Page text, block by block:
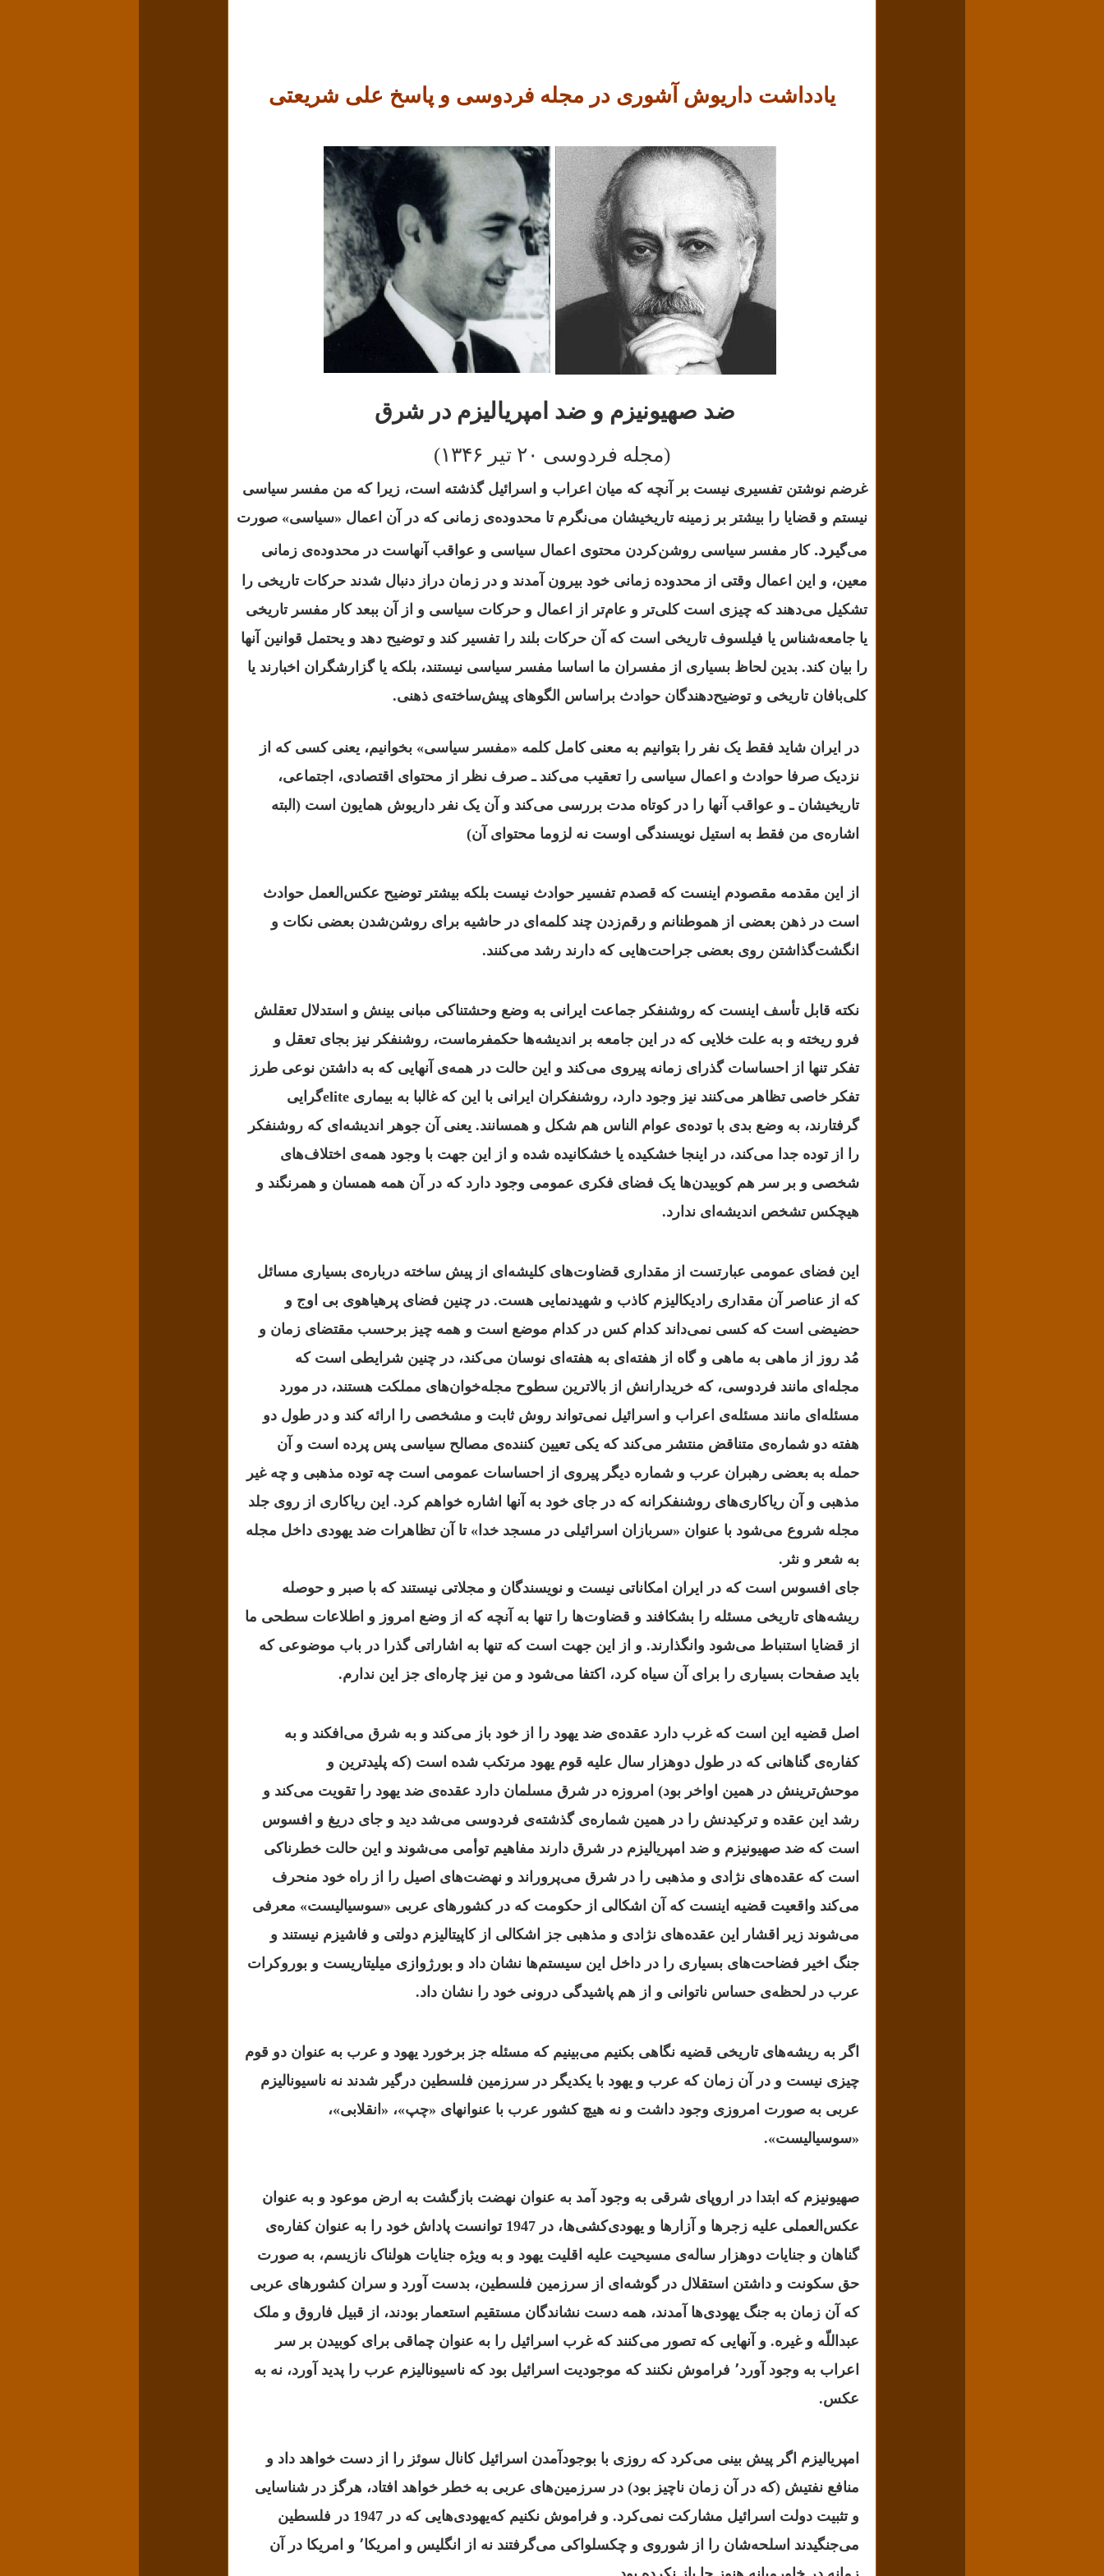
یادداشت داریوش آشوری در مجله فردوسی و پاسخ علی شریعتی
ضد صهیونیزم و ضد امپریالیزم در شرق
(مجله فردوسی ۲۰ تیر ۱۳۴۶)
غرضم نوشتن تفسیری نیست بر آنچه که میان اعراب و اسرائیل گذشته است، زیرا که من مفسر سیاسی
نیستم و قضایا را بیشتر بر زمینه تاریخیشان می‌نگرم تا محدوده‌‌ی زمانی که در آن اعمال «سیاسی» صورت
می‌گیرد.کار مفسر سیاسی روشن‌کردن محتوی اعمال سیاسی و عواقب آنهاست در محدوده‌‌ی زمانی
معین، و این اعمال وقتی از محدوده زمانی خود بیرون آمدند و در زمان دراز دنبال شدند حرکات تاریخی را
تشکیل می‌دهند که چیزی است کلی‌تر و عام‌تر از اعمال و حرکات سیاسی و از آن ببعد کار مفسر تاریخی
یا جامعه‌شناس یا فیلسوف تاریخی است که آن حرکات بلند را تفسیر کند و توضیح دهد و یحتمل قوانین آنها
را بیان کند. بدین لحاظ بسیاری از مفسران ما اساسا مفسر سیاسی نیستند، بلکه‌‌ یا گزارشگران اخبارند یا
کلی‌بافان تاریخی و توضیح‌دهندگان حوادث براساس الگوهای پیش‌ساخته‌‌ی ذهنی.
در ایران شاید فقط یک نفر را بتوانیم به معنی کامل کلمه «مفسر سیاسی» بخوانیم، یعنی کسی که از
نزدیک صرفا حوادث و اعمال سیاسی را تعقیب می‌کند ـ صرف نظر از محتوای اقتصادی، اجتماعی،
تاریخیشان ـ و عواقب آنها را در کوتاه مدت بررسی می‌کند و آن یک نفر داریوش همایون است (البته
اشاره‌‌ی من فقط به استیل نویسندگی اوست نه لزوما محتوای آن)
از این مقدمه مقصودم اینست که قصدم تفسیر حوادث نیست بلکه بیشتر توضیح عکس‌العمل حوادث
است در ذهن بعضی از هموطنانم و رقم‌زدن چند کلمه‌ای در حاشیه برای روشن‌شدن بعضی نکات و
انگشت‌گذاشتن روی بعضی جراحت‌هایی که دارند رشد می‌کنند.
نکته قابل تأسف اینست که روشنفکر جماعت ایرانی به وضع وحشتناکی مبانی بینش و استدلال تعقلش
فرو ریخته و به علت خلایی که در این جامعه بر اندیشه‌ها حکمفرماست، روشنفکر نیز بجای تعقل و
تفکر تنها از احساسات گذرای زمانه پیروی می‌کند و این حالت در همه‌‌ی آنهایی که به داشتن نوعی طرز
تفکر خاصی تظاهر می‌کنند نیز وجود دارد، روشنفکران ایرانی با این که غالبا به بیماری elite‌گرایی
گرفتارند، به وضع بدی با توده‌‌ی عوام الناس هم شکل و همسانند. یعنی آن جوهر اندیشه‌ای که روشنفکر
را از توده جدا می‌کند، در اینجا خشکیده‌‌ یا خشکانیده شده و از این جهت با وجود همه‌‌ی اختلاف‌های
شخصی و بر سر هم کوبیدن‌ها یک فضای فکری عمومی وجود دارد که در آن همه همسان و همرنگند و
هیچکس تشخص اندیشه‌ای ندارد.
این فضای عمومی عبارتست از مقداری قضاوت‌های کلیشه‌ای از پیش ساخته درباره‌‌ی بسیاری مسائل
که از عناصر آن مقداری رادیکالیزم کاذب و شهیدنمایی هست. در چنین فضای پرهیاهوی بی اوج و
حضیضی است که کسی نمی‌داند کدام کس در کدام موضع است و همه چیز برحسب مقتضای زمان و
مُد روز از ماهی به ماهی و گاه از هفته‌ای به هفته‌ای نوسان می‌کند، در چنین شرایطی است که
مجله‌ای مانند فردوسی، که خریدارانش از بالاترین سطوح مجله‌خوان‌های مملکت هستند، در مورد
مسئله‌ای مانند مسئله‌‌ی اعراب و اسرائیل نمی‌تواند روش ثابت و مشخصی را ارائه کند و در طول دو
هفته دو شماره‌‌ی متناقض منتشر می‌کند که‌‌ یکی تعیین کننده‌‌ی مصالح سیاسی پس پرده است و آن
حمله به بعضی رهبران عرب و شماره دیگر پیروی از احساسات عمومی است چه توده مذهبی و چه غیر
مذهبی و آن ریاکاری‌های روشنفکرانه که در جای خود به آنها اشاره خواهم کرد. این ریاکاری از روی جلد
مجله شروع می‌شود با عنوان «سربازان اسرائیلی در مسجد خدا» تا آن تظاهرات ضد یهودی داخل مجله
به شعر و نثر.
جای افسوس است که در ایران امکاناتی نیست و نویسندگان و مجلاتی نیستند که با صبر و حوصله
ریشه‌های تاریخی مسئله را بشکافند و قضاوت‌ها را تنها به آنچه که از وضع امروز و اطلاعات سطحی ما
از قضایا استنباط می‌شود وانگذارند. و از این جهت است که تنها به اشاراتی گذرا در باب موضوعی که
باید صفحات بسیاری را برای آن سیاه کرد، اکتفا می‌شود و من نیز چاره‌ای جز این ندارم.
اصل قضیه این است که غرب دارد عقده‌‌ی ضد یهود را از خود باز می‌کند و به شرق می‌افکند و به
کفاره‌‌ی گناهانی که در طول دوهزار سال علیه قوم یهود مرتکب شده است (که پلیدترین و
موحش‌ترینش در همین اواخر بود) امروزه در شرق مسلمان دارد عقده‌‌ی ضد یهود را تقویت می‌کند و
رشد این عقده و ترکیدنش را در همین شماره‌‌ی گذشته‌‌ی فردوسی می‌شد دید و جای دریغ و افسوس
است که ضد صهیونیزم و ضد امپریالیزم در شرق دارند مفاهیم توأمی می‌شوند و این حالت خطرناکی
است که عقده‌های نژادی و مذهبی را در شرق می‌پروراند و نهضت‌های اصیل را از راه خود منحرف
می‌کند واقعیت قضیه اینست که آن اشکالی از حکومت که در کشورهای عربی «سوسیالیست» معرفی
می‌شوند زیر اقشار این عقده‌های نژادی و مذهبی جز اشکالی از کاپیتالیزم دولتی و فاشیزم نیستند و
جنگ اخیر فضاحت‌های بسیاری را در داخل این سیستم‌ها نشان داد و بورژوازی میلیتاریست و بوروکرات
عرب در لحظه‌‌ی حساس ناتوانی و از هم پاشیدگی درونی خود را نشان داد.
اگر به ریشه‌های تاریخی قضیه نگاهی بکنیم می‌بینیم که مسئله جز برخورد یهود و عرب به عنوان دو قوم
چیزی نیست و در آن زمان که عرب و یهود با یکدیگر در سرزمین فلسطین درگیر شدند نه ناسیونالیزم
عربی به صورت امروزی وجود داشت و نه هیچ کشور عرب با عنوانهای «چپ»، «انقلابی»،
«سوسیالیست».
صهیونیزم که ابتدا در اروپای شرقی به وجود آمد به عنوان نهضت بازگشت به ارض موعود و به عنوان
عکس‌العملی علیه زجرها و آزارها و یهودی‌کشی‌ها، در 1947 توانست پاداش خود را به عنوان کفاره‌‌ی
گناهان و جنایات دوهزار ساله‌‌ی مسیحیت علیه اقلیت یهود و به ویژه جنایات هولناک نازیسم، به صورت
حق سکونت و داشتن استقلال در گوشه‌ای از سرزمین فلسطین، بدست آورد و سران کشورهای عربی
که آن زمان به جنگ یهودی‌ها آمدند، همه دست نشاندگان مستقیم استعمار بودند، از قبیل فاروق و ملک
عبداللّه و غیره. و آنهایی که تصور می‌کنند که غرب اسرائیل را به عنوان چماقی برای کوبیدن بر سر
اعراب به وجود آورد٬
فراموش نکنند که موجودیت اسرائیل بود که ناسیونالیزم عرب را پدید آورد، نه به
عکس.
امپریالیزم اگر پیش بینی می‌کرد که روزی با بوجود‌آمدن اسرائیل کانال سوئز را از دست خواهد داد و
منافع نفتیش (که در آن زمان ناچیز بود) در سرزمین‌های عربی به خطر خواهد افتاد، هرگز در شناسایی
و تثبیت دولت اسرائیل مشارکت نمی‌کرد.
و فراموش نکنیم که‌‌یهودی‌هایی که در 1947 در فلسطین
می‌جنگیدند اسلحه‌شان را از شوروی و چکسلواکی می‌گرفتند نه از انگلیس و امریکا٬ و امریکا در آن